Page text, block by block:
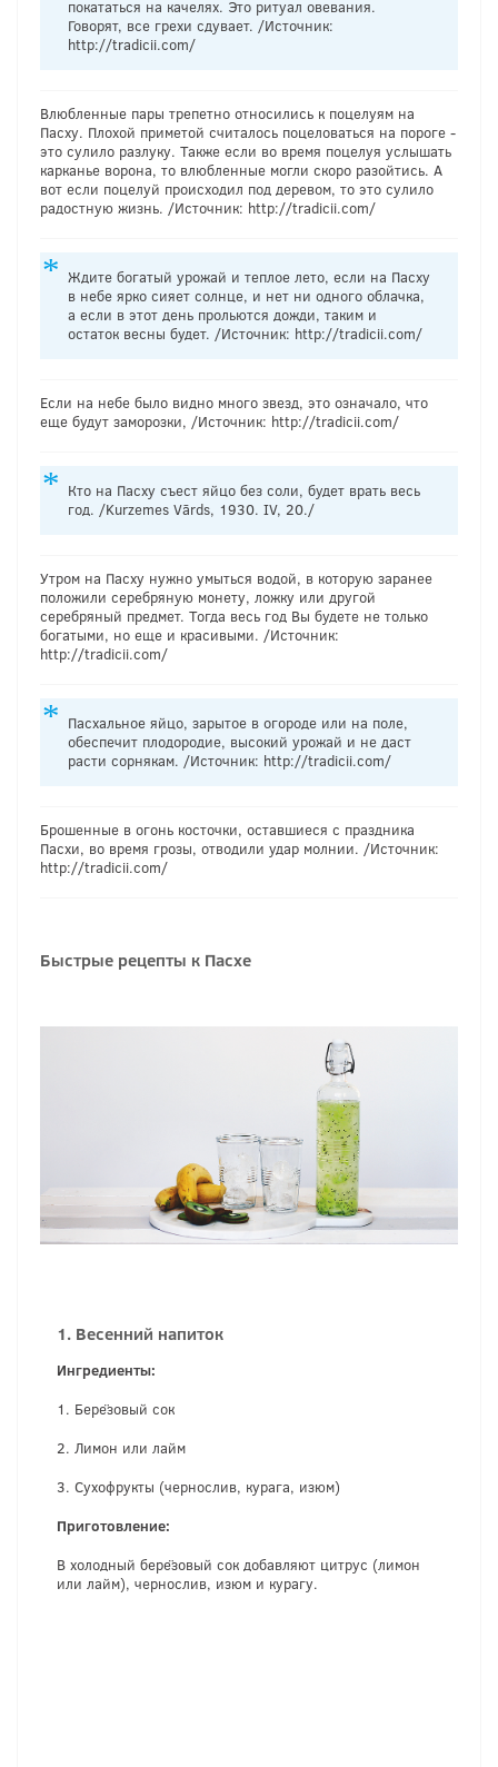
покататься на качелях. Это ритуал овевания.
Говорят, все грехи сдувает. /Источник:
http://tradicii.com/
Влюбленные пары трепетно относились к поцелуям на
Пасху. Плохой приметой считалось поцеловаться на пороге -
это сулило разлуку. Также если во время поцелуя услышать
карканье ворона, то влюбленные могли скоро разойтись. А
вот если поцелуй происходил под деревом, то это сулило
радостную жизнь. /Источник: http://tradicii.com/
Ждите богатый урожай и теплое лето, если на Пасху
в небе ярко сияет солнце, и нет ни одного облачка,
а если в этот день прольются дожди, таким и
остаток весны будет. /Источник: http://tradicii.com/
Если на небе было видно много звезд, это означало, что
еще будут заморозки, /Источник: http://tradicii.com/
Кто на Пасху съест яйцо без соли, будет врать весь
год. /Kurzemes Vārds, 1930. IV, 20./
Утром на Пасху нужно умыться водой, в которую заранее
положили серебряную монету, ложку или другой
серебряный предмет. Тогда весь год Вы будете не только
богатыми, но еще и красивыми. /Источник:
http://tradicii.com/
Пасхальное яйцо, зарытое в огороде или на поле,
обеспечит плодородие, высокий урожай и не даст
расти сорнякам. /Источник: http://tradicii.com/
Брошенные в огонь косточки, оставшиеся с праздника
Пасхи, во время грозы, отводили удар молнии. /Источник:
http://tradicii.com/
Быстрые рецепты к Пасхе
1. Весенний напиток
Ингредиенты:
1. Берёзовый сок
2. Лимон или лайм
3. Сухофрукты (чернослив, курага, изюм)
Приготовление:
В холодный берёзовый сок добавляют цитрус (лимон
или лайм), чернослив, изюм и курагу.